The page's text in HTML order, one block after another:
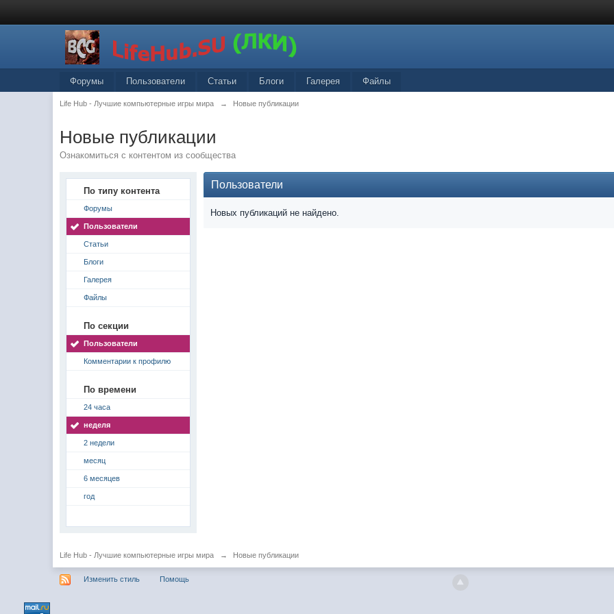
Форумы Пользователи Статьи Блоги Галерея Файлы
Life Hub - Лучшие компьютерные игры мира → Новые публикации
Новые публикации
Ознакомиться с контентом из сообщества
По типу контента
Форумы
Пользователи
Статьи
Блоги
Галерея
Файлы
По секции
Пользователи
Комментарии к профилю
По времени
24 часа
неделя
2 недели
месяц
6 месяцев
год
Пользователи
Новых публикаций не найдено.
Life Hub - Лучшие компьютерные игры мира → Новые публикации
Изменить стиль Помощь